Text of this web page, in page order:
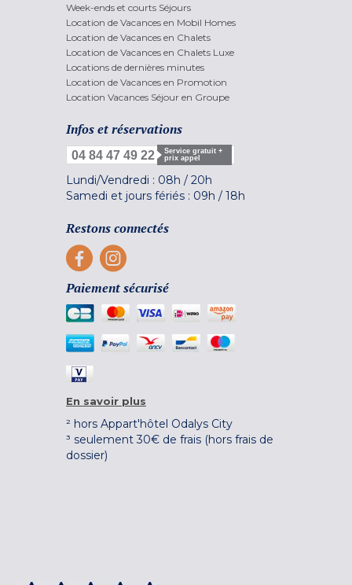
Week-ends et courts Séjours
Location de Vacances en Mobil Homes
Location de Vacances en Chalets
Location de Vacances en Chalets Luxe
Locations de dernières minutes
Location de Vacances en Promotion
Location Vacances Séjour en Groupe
Infos et réservations
04 84 47 49 22
Service gratuit +
prix appel
Lundi/Vendredi : 08h / 20h
Samedi et jours fériés : 09h / 18h
Restons connectés
Paiement sécurisé
En savoir plus
² hors Appart'hôtel Odalys City
³ seulement 30€ de frais (hors frais de
dossier)